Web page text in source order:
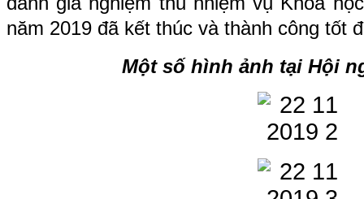
năm 2019 đã kết thúc và thành công tốt
Một số hình ảnh tại Hội